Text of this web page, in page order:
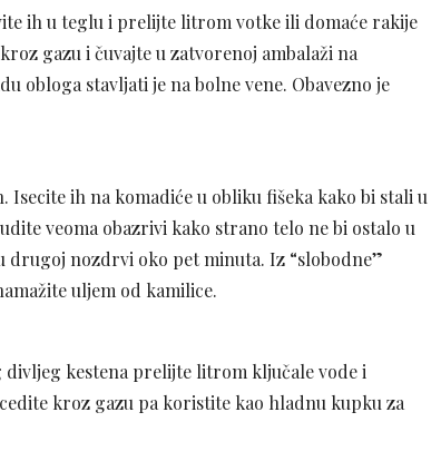
ih u teglu i prelijte litrom votke ili domaće rakije
gazu i čuvajte u zatvorenoj ambalaži na
obloga stavljati je na bolne vene. Obavezno je
ih na komadiće u obliku fišeka kako bi stali u
veoma obazrivi kako strano telo ne bi ostalo u
drugoj nozdrvi oko pet minuta. Iz “slobodne”
uljem od kamilice.
kestena prelijte litrom ključale vode i
kroz gazu pa koristite kao hladnu kupku za